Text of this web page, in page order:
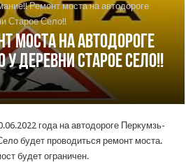
Ремонт моста на автодороге
Старое Село!!
моста на автодороге
деревни Старое Село!!
года на автодороге Перкумзь-
будет проводиться ремонт моста.
будет ограничен.